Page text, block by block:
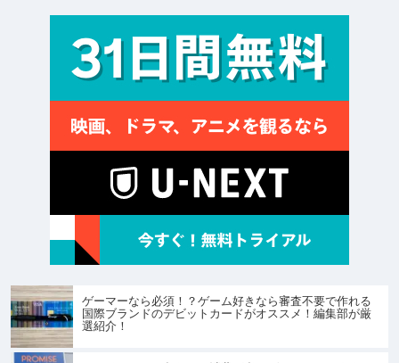
ゲーマーなら必須！？ゲーム好きなら審査不要で作れる
国際ブランドのデビットカードがオススメ！編集部が厳
選紹介！